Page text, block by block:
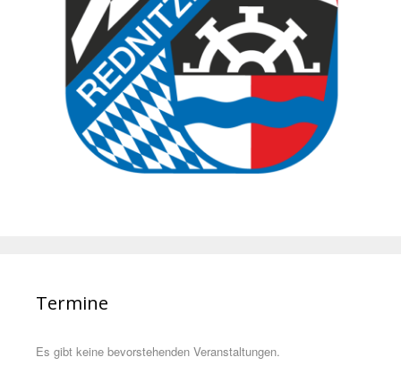
Termine
Es gibt keine bevorstehenden Veranstaltungen.